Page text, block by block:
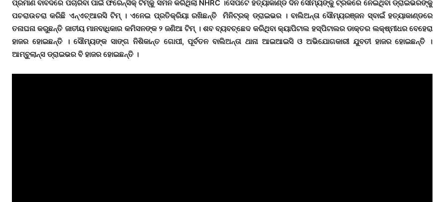
ପ୍ରମାଣ ବାବଦରେ ପଚାରିବା ପାଇଁ ଫରେନ୍‌ସିକ୍‌ ଟିମ୍‌କୁ ସମନ କରିଥିଲା NHRC ।ସେପଟେ ହତ୍ୟାକାଣ୍ଡ ଦିନ ସୌମ୍ୟଙ୍କୁ ଟ୍ରକରେ ନେଇଥିବା ଡ୍ରାଇଭରଙ୍କୁ
ପଚରାଉଚରା କରିଛି ଏନ୍‌ଏଚ୍‌ଆରସି ଟିମ୍ । ଏନେଇ ପ୍ରତିକ୍ରିୟା ରଖିଛନ୍ତି ମିନିଟ୍ରକ୍‌ ଡ୍ରାଇଭର । ବାଲିଅନ୍ତା ସୌମ୍ୟରଞ୍ଜନ ସ୍ବାଇଁ ହତ୍ୟାକାଣ୍ଡରେ
ତନାଘନା କରୁଛନ୍ତି ଜାତୀୟ ମାନବାଧିକାର କମିସନଙ୍କ ୨ ଜଣିଆ ଟିମ୍ । ଶବ ବ୍ୟବଚ୍ଛେଦ କରିଥିବା କ୍ୟାପିଟାଲ ହସ୍ପିଟାଲର ଡାକ୍ତର ଲକ୍ଷ୍ମୀଧର ବେହେରା
ହାଜର ହୋଇଛନ୍ତି । ସୌମ୍ୟଙ୍କ ସାଙ୍ଗ ନିଶିକାନ୍ତ ଗୋପୀ, ପୂର୍ବତନ ବାଲିଅନ୍ତା ଥାନା ଆଇଆଇସି ଓ ଅଭିଯୋଗକାରୀ ଯୁବତୀ ହାଜର ହୋଇଛନ୍ତି ।
ଆମ୍ବୁଲାନ୍ସ ଡ୍ରାଇଭର ବି ହାଜର ହୋଇଛନ୍ତି ।